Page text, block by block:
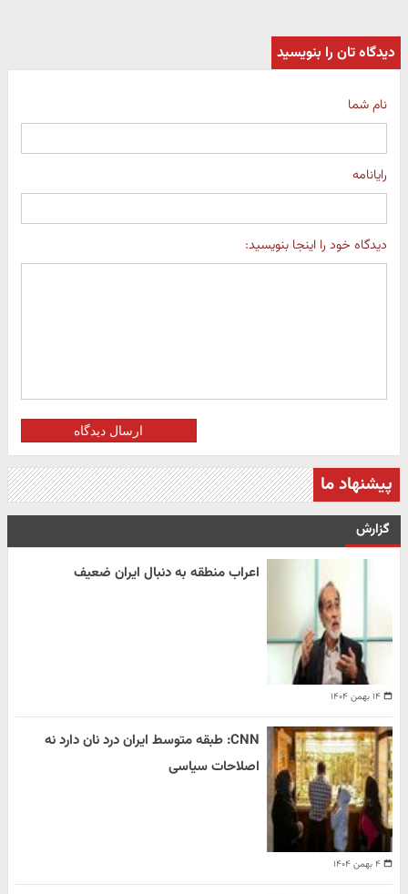
دیدگاه تان را بنویسید
نام شما
رایانامه
دیدگاه خود را اینجا بنویسید:
ارسال دیدگاه
پیشنهاد ما
گزارش
۱۴ بهمن ۱۴۰۴
اعراب منطقه به دنبال ایران ضعیف
۴ بهمن ۱۴۰۴
CNN: طبقه متوسط ایران درد نان دارد نه
اصلاحات سیاسی